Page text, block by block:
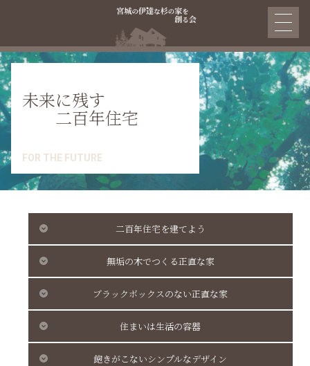
未来に残す
二百年住宅
FOR THE FUTURE
二百年住宅を建てよう
無垢の木でつくる正直な家
ブラックボックスのない正直な家
住まいは生活の容器
飽きがこないシンプルなデザイン